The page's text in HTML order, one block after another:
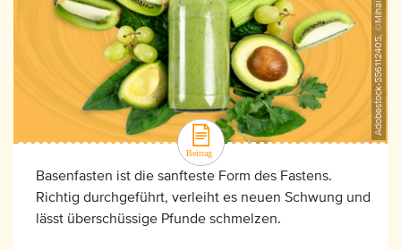
Adobestock-556112405, ©Mihai
Basenfasten ist die sanfteste Form des Fastens.
Richtig durchgeführt, verleiht es neuen Schwung und
lässt überschüssige Pfunde schmelzen.